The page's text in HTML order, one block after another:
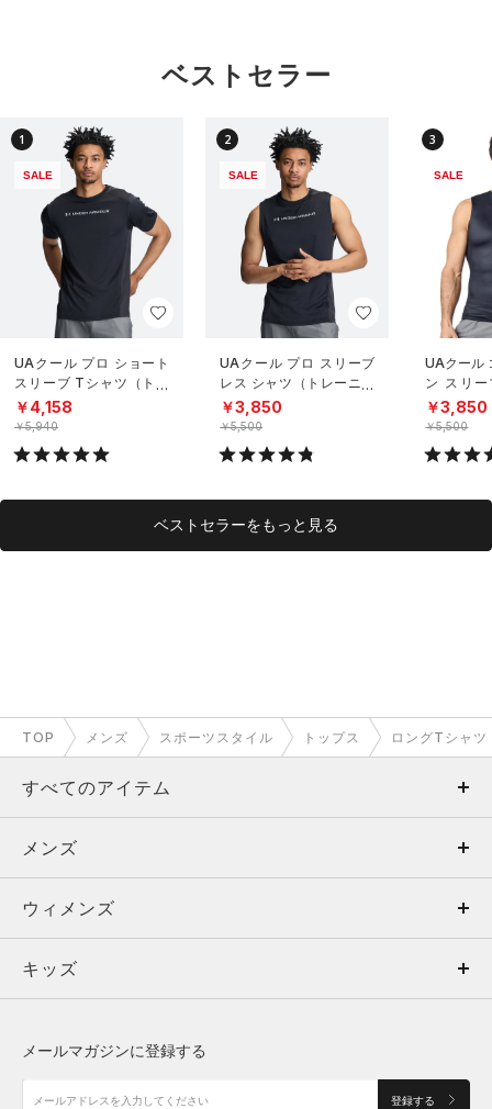
ベストセラー
1
SALE
UAクール プロ ショート
スリーブ Tシャツ（トレ
ーニング/MEN）
￥4,158
￥5,940
2
SALE
UAクール プロ スリーブ
レス シャツ（トレーニン
グ/MEN）
￥3,850
￥5,500
3
SALE
UAクール
ン スリ
（トレー
￥3,850
￥5,500
ベストセラーをもっと見る
TOP メンズ スポーツスタイル トップス ロングTシャツ
すべてのアイテム
メンズ
ウィメンズ
キッズ
アクセサリー
メンズ
トップス
ボトムス
アクセサリー
ウィメンズ
トップス
シューズ
キッズ
メールマガジンに登録する
登録する